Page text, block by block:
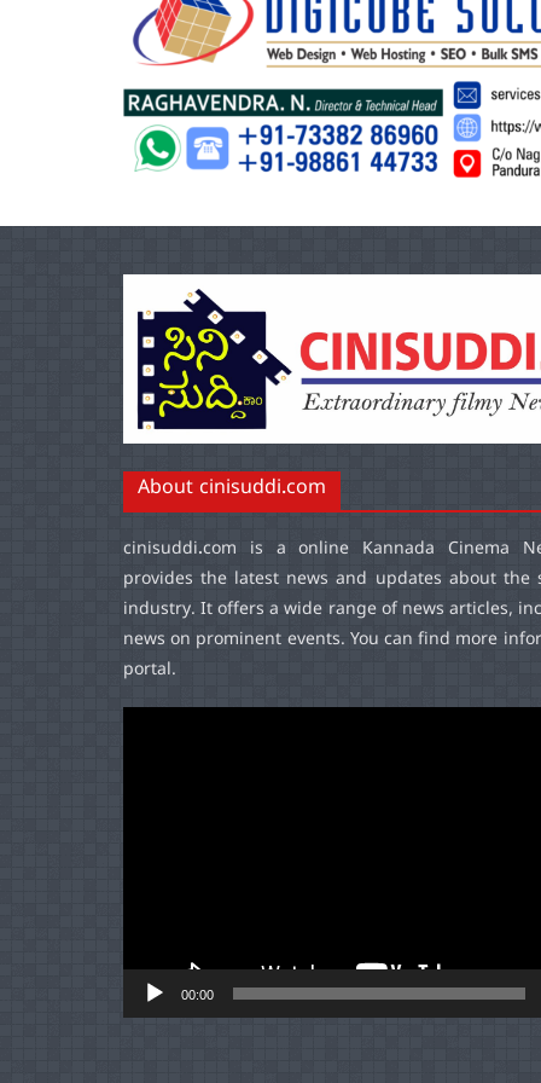
About cinisuddi.com
cinisuddi.com is a online Kannada Cinema
provides the latest news and updates about the
industry. It offers a wide range of news articles,
news on prominent events. You can find more
portal.
00:00